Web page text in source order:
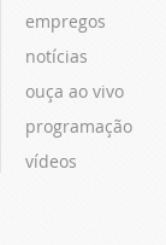
empregos
notícias
ouça ao vivo
programação
vídeos